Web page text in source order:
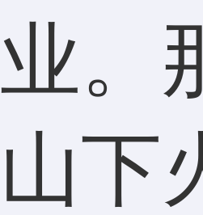
业。
山下